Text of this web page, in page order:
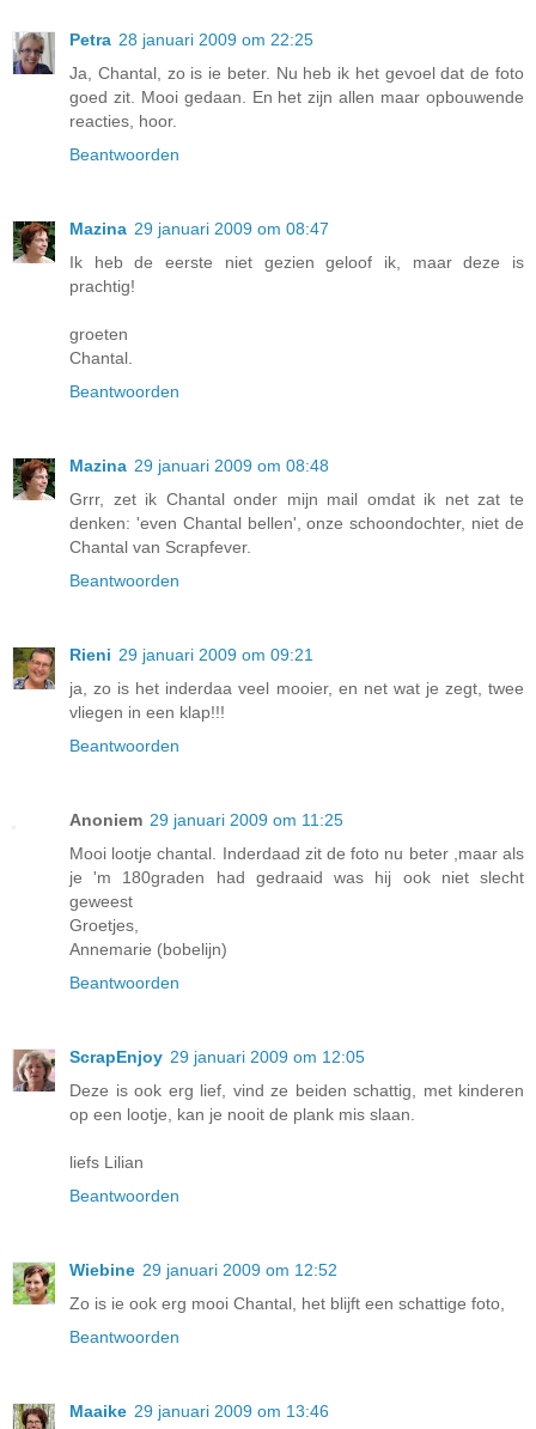
Petra 28 januari 2009 om 22:25
Ja, Chantal, zo is ie beter. Nu heb ik het gevoel dat de foto
goed zit. Mooi gedaan. En het zijn allen maar opbouwende
reacties, hoor.
Beantwoorden
Mazina 29 januari 2009 om 08:47
Ik heb de eerste niet gezien geloof ik, maar deze is
prachtig!
groeten
Chantal.
Beantwoorden
Mazina 29 januari 2009 om 08:48
Grrr, zet ik Chantal onder mijn mail omdat ik net zat te
denken: 'even Chantal bellen', onze schoondochter, niet de
Chantal van Scrapfever.
Beantwoorden
Rieni 29 januari 2009 om 09:21
ja, zo is het inderdaa veel mooier, en net wat je zegt, twee
vliegen in een klap!!!
Beantwoorden
Anoniem 29 januari 2009 om 11:25
Mooi lootje chantal. Inderdaad zit de foto nu beter ,maar als
je 'm 180graden had gedraaid was hij ook niet slecht
geweest
Groetjes,
Annemarie (bobelijn)
Beantwoorden
ScrapEnjoy 29 januari 2009 om 12:05
Deze is ook erg lief, vind ze beiden schattig, met kinderen
op een lootje, kan je nooit de plank mis slaan.
liefs Lilian
Beantwoorden
Wiebine 29 januari 2009 om 12:52
Zo is ie ook erg mooi Chantal, het blijft een schattige foto,
Beantwoorden
Maaike 29 januari 2009 om 13:46